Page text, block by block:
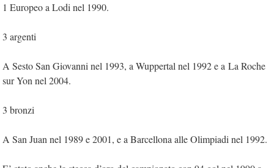
1 Europeo a Lodi nel 1990.
3 argenti
A Sesto San Giovanni nel 1993, a Wuppertal nel 1992 e a La Roche
sur Yon nel 2004.
3 bronzi
A San Juan nel 1989 e 2001, e a Barcellona alle Olimpiadi nel 1992.